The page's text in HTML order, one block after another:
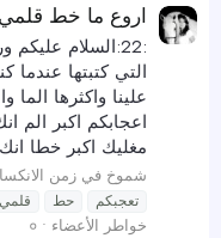
اروع ما خط
:22:السلام
التي كتبتها
علينا واكثرها الما
اعجابكم اكبر الم
مغليك اكبر خطا
شموخ في زمن
تعجبكم
حط قلمي
خواطر الأعضاء • ०